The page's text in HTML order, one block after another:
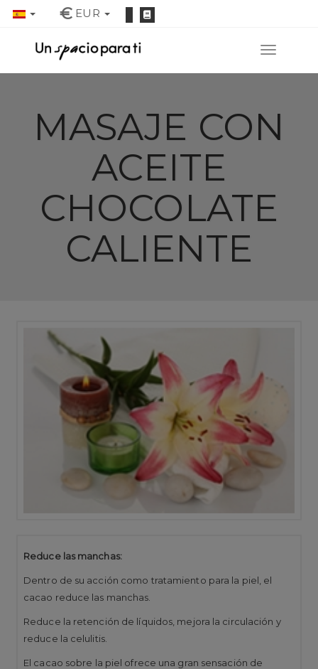
€ EUR
MASAJE CON
ACEITE
CHOCOLATE
CALIENTE
Reduce las manchas:
Dentro de su acción como tratamiento para la piel, el
cacao reduce las manchas.
Reduce la retención de líquidos, mejora la circulación y
reduce la celulitis.
El cacao sobre la piel ofrece una gran sensación de